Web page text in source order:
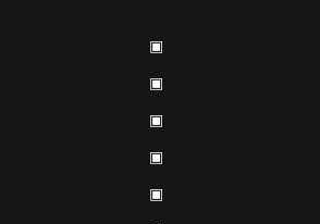
▣
▣
▣
▣
▣